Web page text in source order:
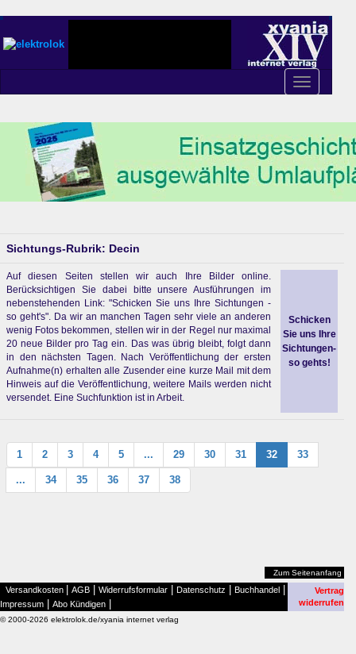
Toggle
navigation
Sichtungs-Rubrik: Decin
Auf diesen Seiten stellen wir auch Ihre Bilder online.
Berücksichtigen Sie dabei bitte unsere Ausführungen im
nebenstehenden Link: "Schicken Sie uns Ihre Sichtungen -
so geht's". Da wir an manchen Tagen sehr viele an anderen
wenig Fotos bekommen, stellen wir in der Regel nur maximal
20 neue Bilder pro Tag ein. Das was übrig bleibt, folgt dann
in den nächsten Tagen. Nach Veröffentlichung der ersten
Aufnahme(n) erhalten alle Zusender eine kurze Mail mit dem
Hinweis auf die Veröffentlichung, weitere Mails werden nicht
versendet. Eine Suchfunktion ist in Arbeit.
Schicken
Sie uns Ihre
Sichtungen-
so gehts!
1 2 3 4 5 ... 29 30 31 32 33
... 34 35 36 37 38
Zum Seitenanfang
Versandkosten AGB Widerrufsformular Datenschutz Buchhandel
Impressum Abo Kündigen
Vertrag
widerrufen
© 2000-2026 elektrolok.de/xyania internet verlag